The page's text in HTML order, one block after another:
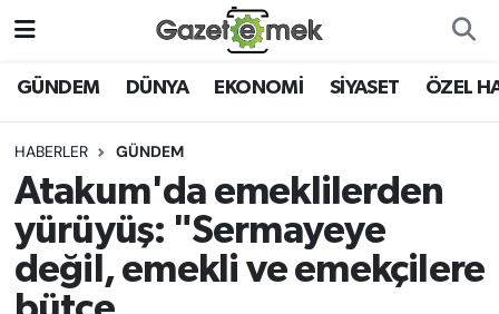
GÜNDEM DÜNYA EKONOMİ SİYASET ÖZEL
HABERLER GÜNDEM
Atakum'da emeklilerden
yürüyüş: "Sermayeye
değil, emekli ve emekçilere
DÜNYA
EKONOMİ
EMEK HABERLERİ
YENİ MEDYADA EMEK
GAZETECİLİĞİNİ GELİŞTİRMEK
Nöbetçi Eczaneler
Hava Durumu
İstanbul Namaz Vakitleri
Trafik Durumu